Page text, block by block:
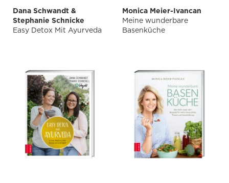
Dana Schwandt &
Stephanie Schnicke
Easy Detox Mit Ayurveda
Monica Meier-Ivancan
Meine wunderbare
Basenküche